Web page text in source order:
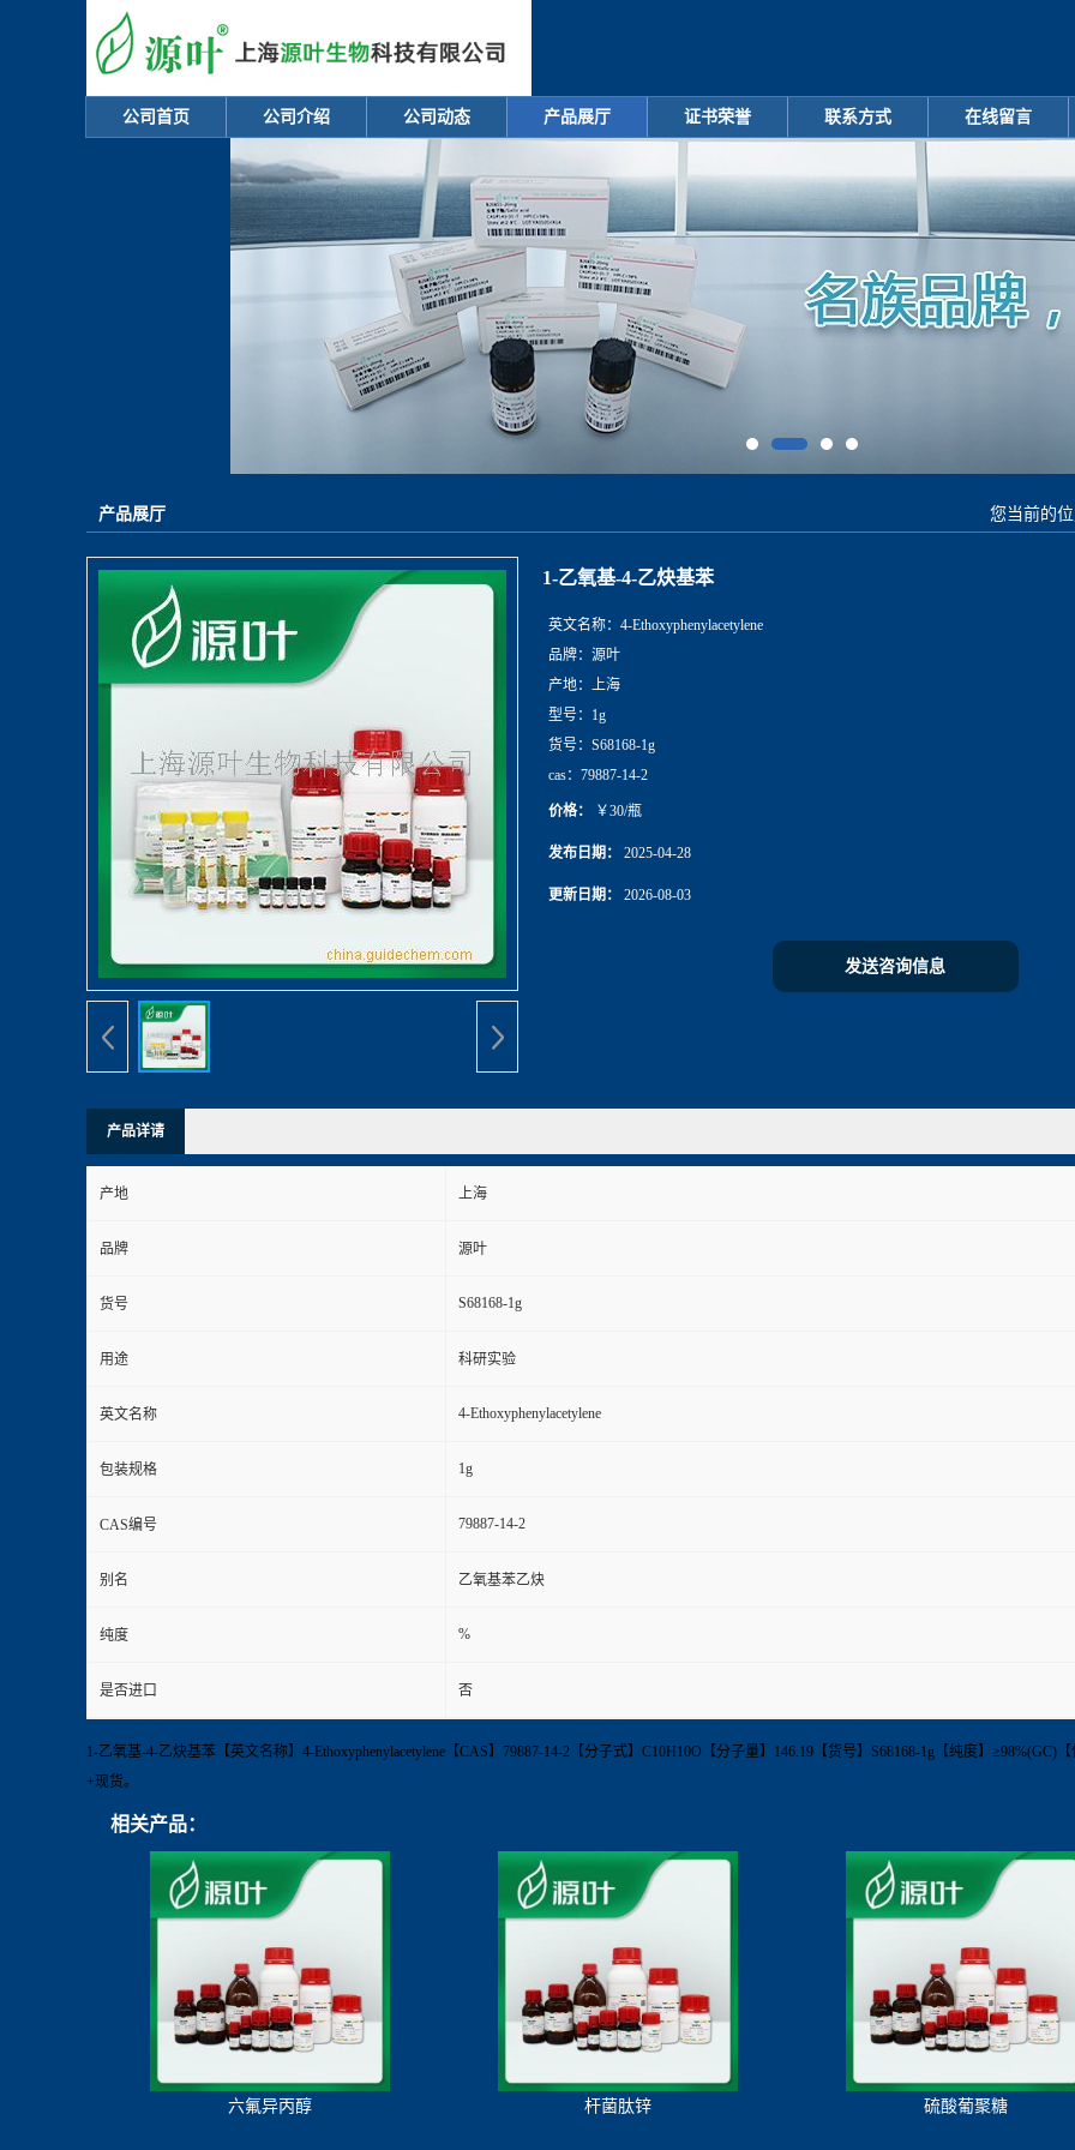
公司首页 公司介绍 公司动态 产品展厅 证书荣誉 联系方式 在线留言
产品展厅 您当前的位
1-乙氧基-4-乙炔基苯
英文名称： 4-Ethoxyphenylacetylene
品牌： 源叶
产地： 上海
型号： 1g
货号： S68168-1g
cas： 79887-14-2
价格： ￥30/瓶
发布日期： 2025-04-28
更新日期： 2026-08-03
发送咨询信息
产品详请
产地 上海
品牌 源叶
货号 S68168-1g
用途 科研实验
英文名称 4-Ethoxyphenylacetylene
包装规格 1g
CAS编号 79887-14-2
别名 乙氧基苯乙炔
纯度 %
是否进口 否
1-乙氧基-4-乙炔基苯【英文名称】4-Ethoxyphenylacetylene【CAS】79887-14-2【分子式】C10H10O【分子量】146.19【货号】S68168-1g【纯度】
+现货。
相关产品：
六氟异丙醇 杆菌肽锌 硫酸葡聚糖